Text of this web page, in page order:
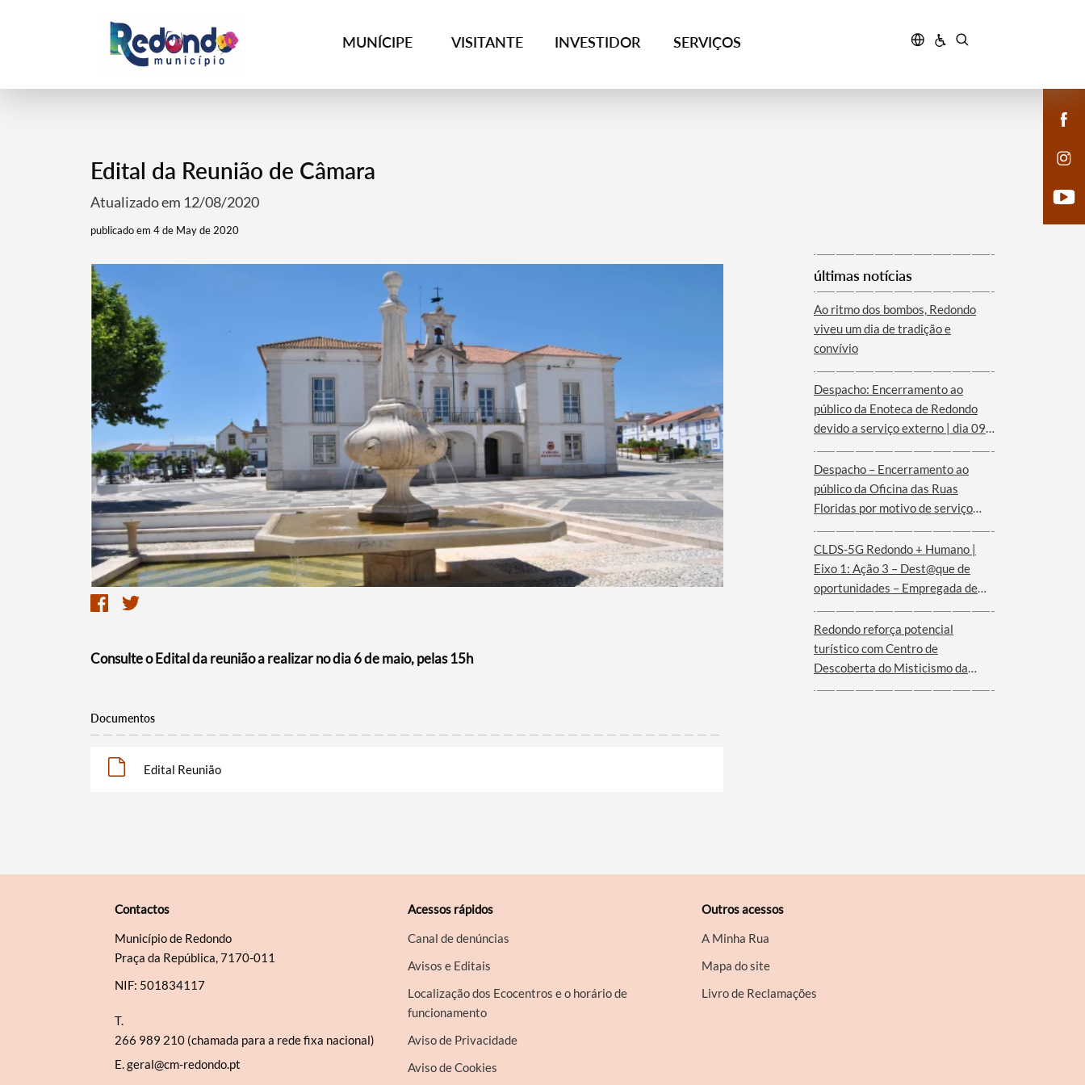
MUNÍCIPE VISITANTE INVESTIDOR SERVIÇOS
Termo de Pesquisa
Categorias gerais
Filtros
Edital da Reunião de Câmara
Atualizado em 12/08/2020
publicado em 4 de May de 2020
Consulte o Edital da reunião a realizar no dia 6 de maio, pelas 15h
Documentos
Edital Reunião
últimas notícias
Ao ritmo dos bombos, Redondo
viveu um dia de tradição e
convívio
Despacho: Encerramento ao
público da Enoteca de Redondo
devido a serviço externo | dia 09
Despacho – Encerramento ao
público da Oficina das Ruas
Floridas por motivo de serviço
CLDS-5G Redondo + Humano |
Eixo 1: Ação 3 – Dest@que de
oportunidades – Empregada de
Paulo – Serra d´Ossa)
Redondo reforça potencial
turístico com Centro de
Descoberta do Misticismo da
Serra d´Ossa
Contactos
Município de Redondo
Praça da República, 7170-011
NIF: 501834117
T.
266 989 210 (chamada para a rede fixa nacional)
E.geral@cm-redondo.pt
Acessos rápidos
Canal de denúncias
Avisos e Editais
Localização dos Ecocentros e o horário de
funcionamento
Aviso de Privacidade
Aviso de Cookies
Outros acessos
A Minha Rua
Mapa do site
Livro de Reclamações